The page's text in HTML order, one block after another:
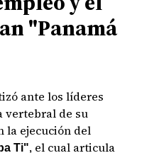
"Panamá
ante los líderes
vertebral de su
la ejecución del
Ti", el cual articula